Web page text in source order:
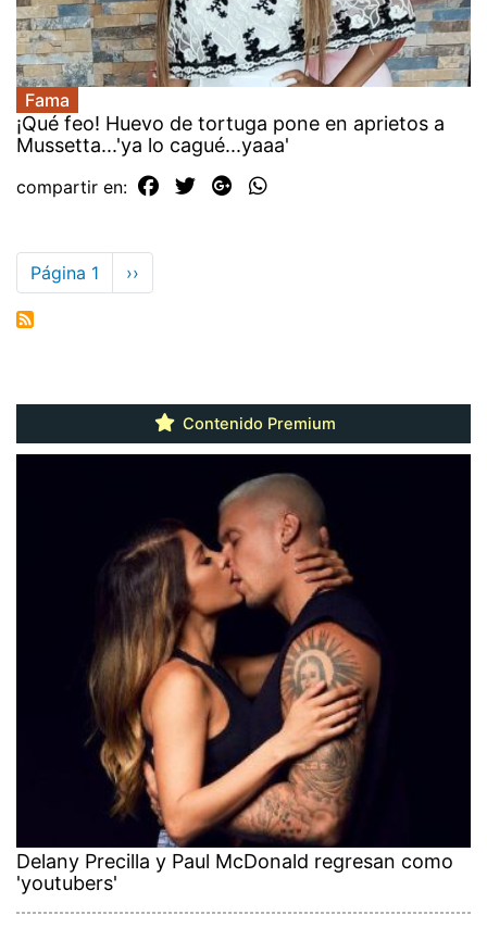
Fama
¡Qué feo! Huevo de tortuga pone en aprietos a
Mussetta...'ya lo cagué...yaaa'
compartir en:
Paginación
Página 1
Siguiente
página
››
Contenido Premium
Delany Precilla y Paul McDonald regresan como
'youtubers'